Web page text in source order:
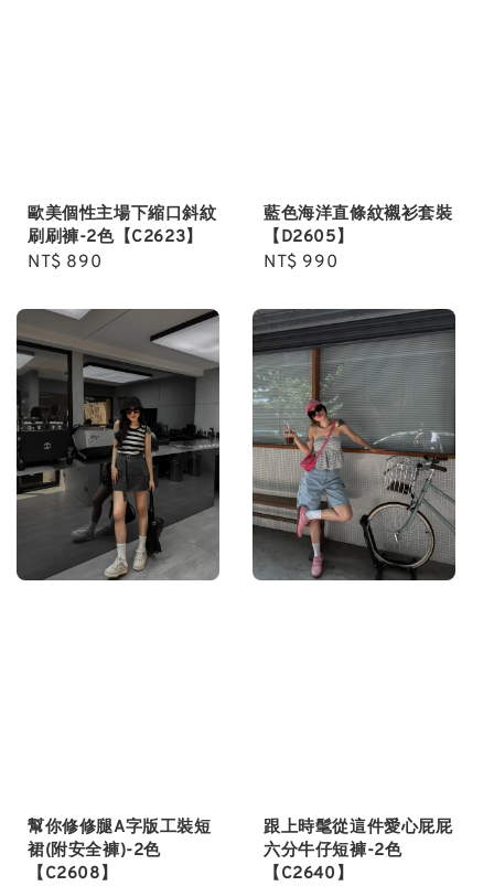
歐美個性主場下縮口斜紋
刷刷褲-2色【C2623】
Regular
NT$ 890
藍色海洋直條紋襯衫套裝
【D2605】
Regular
NT$ 990
幫你修修腿A字版工裝短
裙(附安全褲)-2色
【C2608】
跟上時髦從這件愛心屁屁
六分牛仔短褲-2色
【C2640】